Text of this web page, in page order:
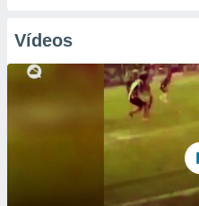
Vídeos